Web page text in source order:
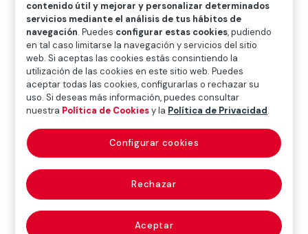
KBrFlama’25
Flama’25 es el catálogo oficial de la exposición que
reúne en el Centro de fotografía KBr, en una nueva
edición, las obras de cuatro jóvenes talentos —Bernat
Erra, Irina Cervelló, Abril Coudougnan y Patrick Martin
— que han sido seleccionados por un jurado de
expertos por su mirada crítica y poética sobre la
compuesto por cuatro cuadernos bilingües
(castellano-catalán), ofrece una experiencia visual y
reflexiva que complementa la exposición.
contenido útil y mejorar y personalizar determinados
servicios mediante el análisis de tus hábitos de
navegación. Puedes configurar estas cookies, pudiendo
en tal caso limitarse la navegación y servicios del sitio
web. Si aceptas las cookies estás consintiendo la
utilización de las cookies en este sitio web. Puedes
aceptar todas las cookies, configurarlas o rechazar su
uso. Si deseas más información, puedes consultar
nuestra Política de Cookiesy la Política de Privacidad.
Rechazar
Aceptar
Configurar cookies